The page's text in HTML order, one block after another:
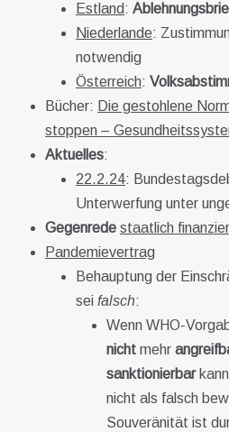
Estland:
Niederlande:
notwendig
Österreich:
Bücher: Die gestohlene
stoppen –
Aktuelles:
22.2.24:
Unterwerfung unter
Gegenrede staatlich
Pandemievertrag
Behauptung der
sei falsch:
Wenn WHO-
nicht mehr
sanktionierbar
nicht als falsch
Souveränität ist